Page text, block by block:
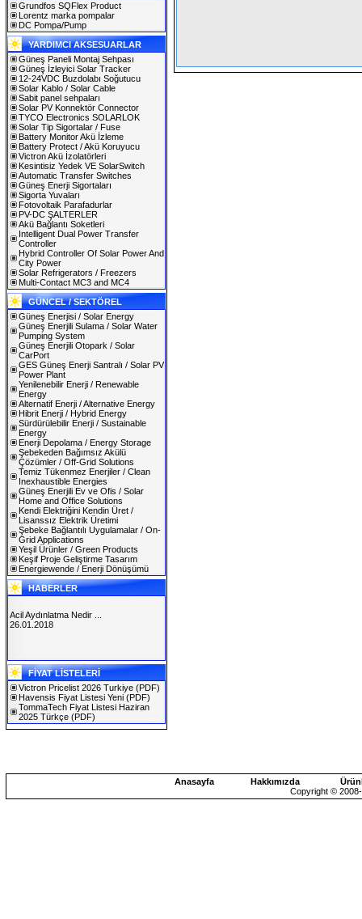
Grundfos SQFlex Product
Lorentz marka pompalar
DC Pompa/Pump
YARDIMCI AKSESUARLAR
Güneş Paneli Montaj Sehpası
Güneş İzleyici Solar Tracker
12-24VDC Buzdolabı Soğutucu
Solar Kablo / Solar Cable
Sabit panel sehpaları
Solar PV Konnektör Connector
TYCO Electronics SOLARLOK
Solar Tip Sigortalar / Fuse
Battery Monitor Akü İzleme
Battery Protect / Akü Koruyucu
Victron Akü İzolatörleri
Kesintisiz Yedek VE SolarSwitch
Automatic Transfer Switches
Güneş Enerji Sigortaları
Sigorta Yuvaları
Fotovoltaik Parafadurlar
PV-DC ŞALTERLER
Akü Bağlantı Soketleri
Intelligent Dual Power Transfer
Controller
Hybrid Controller Of Solar Power And
City Power
Solar Refrigerators / Freezers
Multi-Contact MC3 and MC4
GÜNCEL / SEKTÖREL
Güneş Enerjisi / Solar Energy
Güneş Enerjili Sulama / Solar Water
Pumping System
Güneş Enerjili Otopark / Solar
CarPort
GES Güneş Enerji Santralı / Solar PV
Power Plant
Yenilenebilir Enerji / Renewable
Energy
Alternatif Enerji / Alternative Energy
Hibrit Enerji / Hybrid Energy
Sürdürülebilir Enerji / Sustainable
Energy
Enerji Depolama / Energy Storage
Şebekeden Bağımsız Akülü
Çözümler / Off-Grid Solutions
Temiz Tükenmez Enerjiler / Clean
Inexhaustible Energies
Güneş Enerjili Ev ve Ofis / Solar
Home and Office Solutions
Kendi Elektriğini Kendin Üret /
Lisanssız Elektrik Üretimi
Şebeke Bağlantılı Uygulamalar / On-
Grid Applications
Yeşil Ürünler / Green Products
Keşif Proje Geliştirme Tasarım
Energiewende / Enerji Dönüşümü
HABERLER
SOLAREX ISTANBUL 2019
30.01.2019
Acil Aydınlatma Nedir ...
26.01.2018
FİYAT LİSTELERİ
Victron Pricelist 2026 Turkiye (PDF)
Havensis Fiyat Listesi Yeni (PDF)
TommaTech Fiyat Listesi Haziran
2025 Türkçe (PDF)
Anasayfa Hakkımızda
Copyright ©